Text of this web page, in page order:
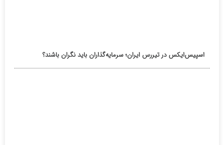
اسپیس‌ایکس در تیررس ایران؛ سرمایه‌گذاران باید نگران باشند؟